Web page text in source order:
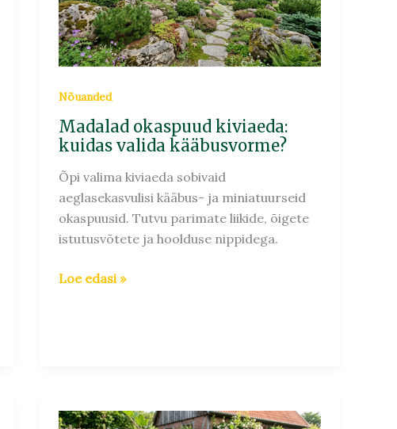
Nõuanded
Madalad okaspuud kiviaeda:
kuidas valida kääbusvorme?
Õpi valima kiviaeda sobivaid
aeglasekasvulisi kääbus- ja miniatuurseid
okaspuusid. Tutvu parimate liikide, õigete
istutusvõtete ja hoolduse nippidega.
valida
kääbusvorme?
Loe edasi »
Karusmarja